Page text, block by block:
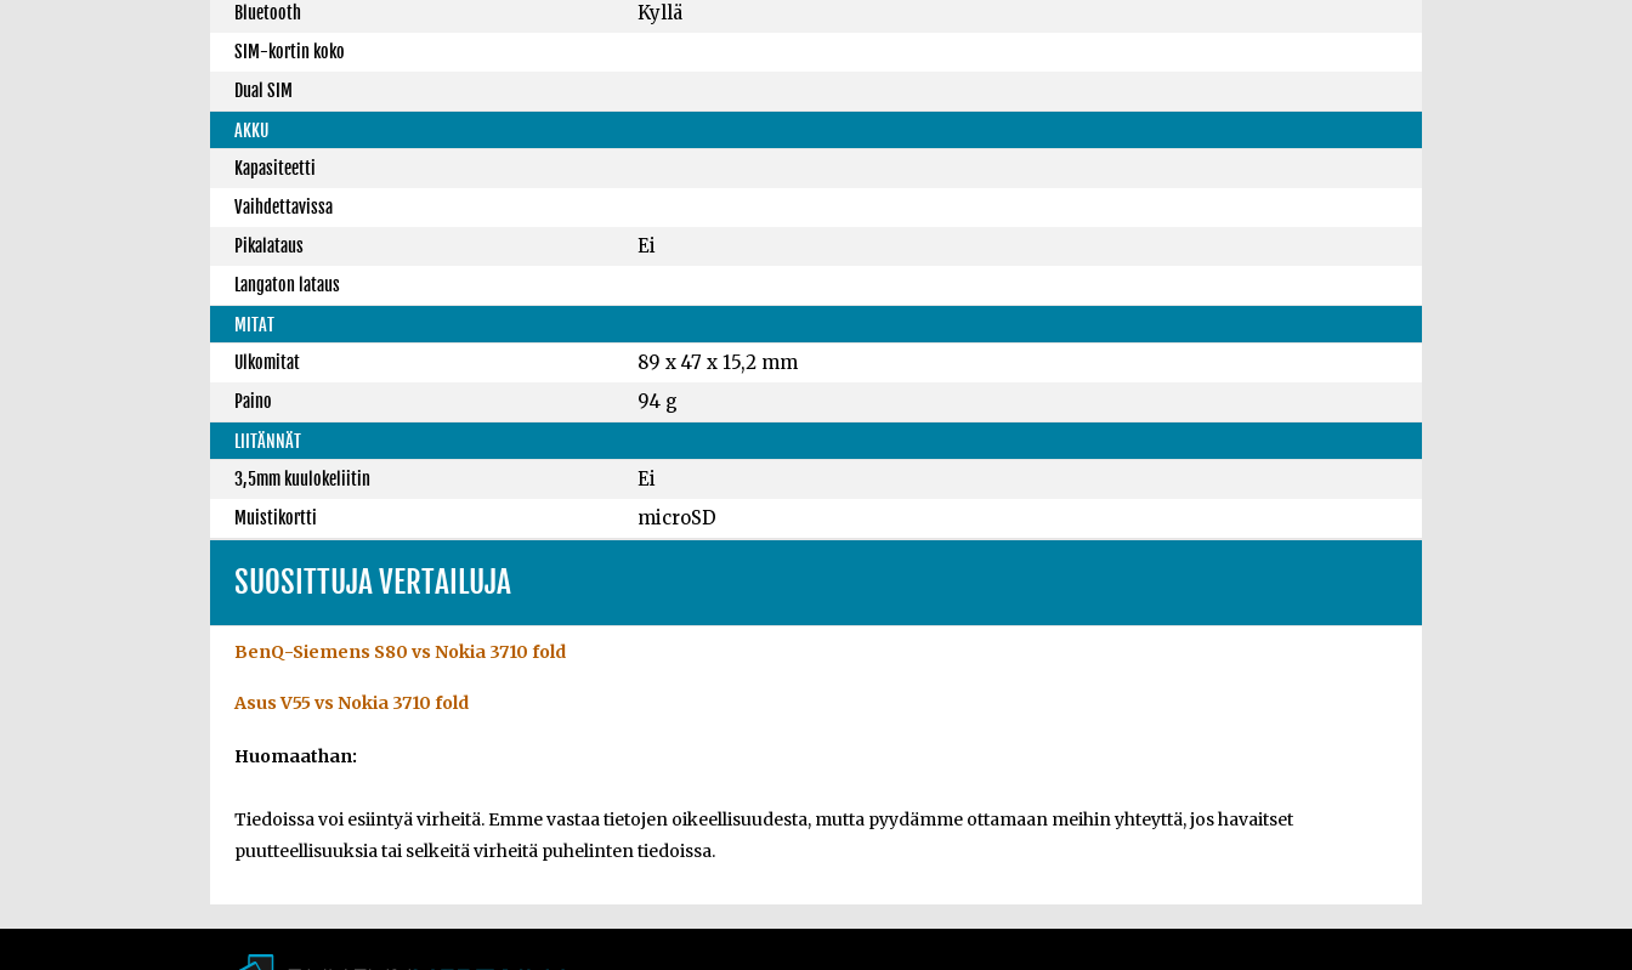
Bluetooth
Kyllä
SIM-kortin koko
Dual SIM
AKKU
Kapasiteetti
Vaihdettavissa
Pikalataus
Ei
Langaton lataus
MITAT
Ulkomitat
89 x 47 x 15,2 mm
Paino 94 g
LIITÄNNÄT
3,5mm kuulokeliitin
Ei
Muistikortti microSD
SUOSITTUJA VERTAILUJA
BenQ-Siemens S80 vs Nokia 3710 fold
Asus V55 vs Nokia 3710 fold
Huomaathan:
Tiedoissa voi esiintyä virheitä. Emme vastaa tietojen oikeellisuudesta, mutta pyydämme ottamaan meihin yhteyttä, jos havaitset
puutteellisuuksia tai selkeitä virheitä puhelinten tiedoissa.